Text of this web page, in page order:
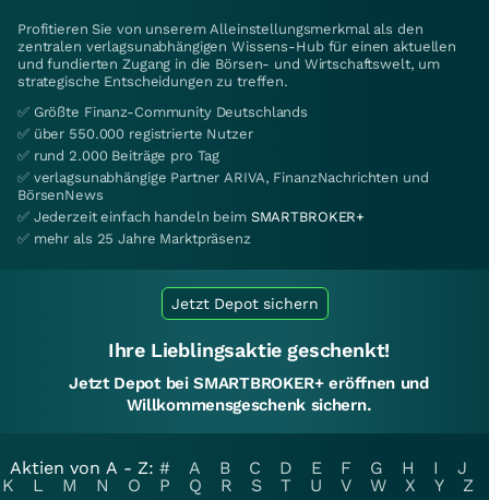
Profitieren Sie von unserem Alleinstellungsmerkmal als den
zentralen verlagsunabhängigen Wissens-Hub für einen aktuellen
und fundierten Zugang in die Börsen- und Wirtschaftswelt, um
strategische Entscheidungen zu treffen.
✅ Größte Finanz-Community Deutschlands
✅ über 550.000 registrierte Nutzer
✅ rund 2.000 Beiträge pro Tag
✅ verlagsunabhängige Partner ARIVA, FinanzNachrichten und
BörsenNews
✅ Jederzeit einfach handeln beim SMARTBROKER+
✅ mehr als 25 Jahre Marktpräsenz
Jetzt Depot sichern
Ihre Lieblingsaktie geschenkt!
Jetzt Depot bei SMARTBROKER+ eröffnen und
Willkommensgeschenk sichern.
Aktien von A - Z: # A B C D E F G H I
J
K
L M N O P Q R S T U V W X Y
Z